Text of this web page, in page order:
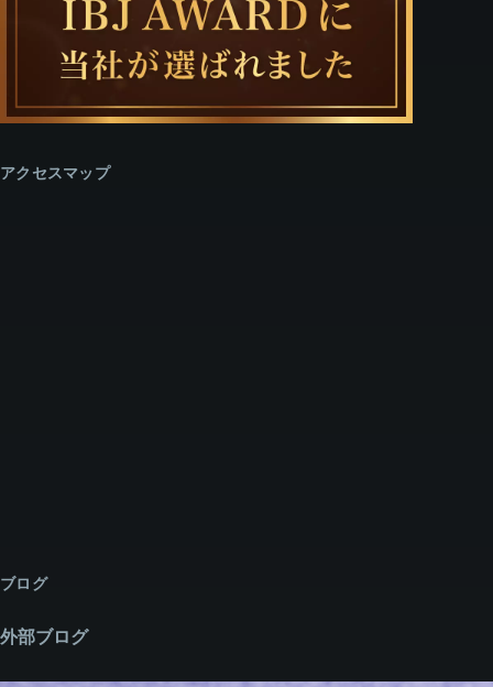
アクセスマップ
ブログ
外部ブログ